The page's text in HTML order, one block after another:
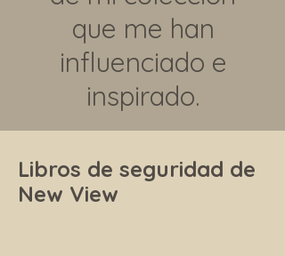
que me han
influenciado e
inspirado.
Libros de seguridad de
New View